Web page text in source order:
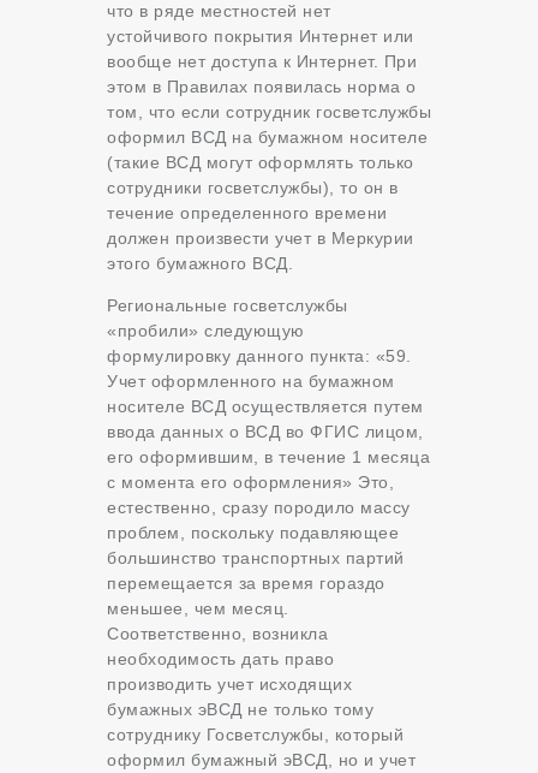
что в ряде местностей нет
устойчивого покрытия Интернет или
вообще нет доступа к Интернет. При
этом в Правилах появилась норма о
том, что если сотрудник госветслужбы
оформил ВСД на бумажном носителе
(такие ВСД могут оформлять только
сотрудники госветслужбы), то он в
течение определенного времени
должен произвести учет в Меркурии
этого бумажного ВСД.
Региональные госветслужбы
«пробили» следующую
формулировку данного пункта: «59.
Учет оформленного на бумажном
носителе ВСД осуществляется путем
ввода данных о ВСД во ФГИС лицом,
его оформившим, в течение 1 месяца
с момента его оформления» Это,
естественно, сразу породило массу
проблем, поскольку подавляющее
большинство транспортных партий
перемещается за время гораздо
меньшее, чем месяц.
Соответственно, возникла
необходимость дать право
производить учет исходящих
бумажных эВСД не только тому
сотруднику Госветслужбы, который
оформил бумажный эВСД, но и учет